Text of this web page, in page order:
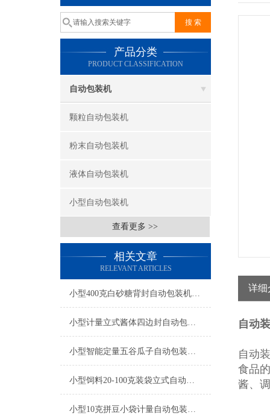
产品分类
PRODUCT CLASSIFICATION
自动包装机
颗粒自动包装机
粉末自动包装机
液体自动包装机
小型自动包装机
查看更多 >>
相关文章
RELEVANT ARTICLES
小型400克白砂糖背封自动包装机厂家
小型计量立式酱体四边封自动包装机厂家
小型智能定量五谷瓜子自动包装机产品简介
小型饲料20-100克装袋立式自动包装机厂家
小型10克拼豆小袋计量自动包装机产品简介
详细
自动
自动
食品
酱、